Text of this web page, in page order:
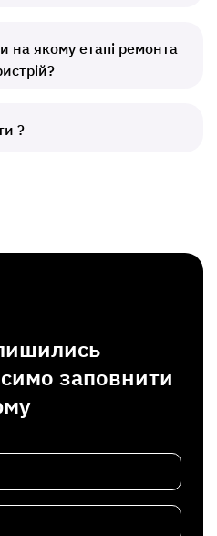
на якому етапі ремонта
?
заповнити